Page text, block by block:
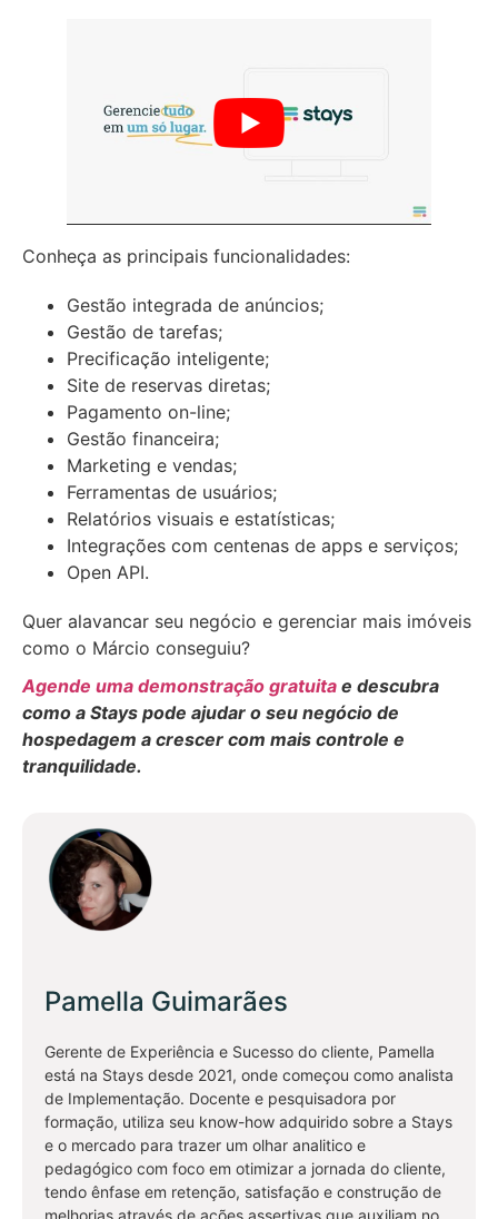
Conheça as principais funcionalidades:
Gestão integrada de anúncios;
Gestão de tarefas;
Precificação inteligente;
Site de reservas diretas;
Pagamento on-line;
Gestão financeira;
Marketing e vendas;
Ferramentas de usuários;
Relatórios visuais e estatísticas;
Integrações com centenas de apps e serviços;
Open API.
Quer alavancar seu negócio e gerenciar mais imóveis
como o Márcio conseguiu?
Agende uma demonstração gratuita e descubra
como a Stays pode ajudar o seu negócio de
hospedagem a crescer com mais controle e
tranquilidade.
Pamella Guimarães
Gerente de Experiência e Sucesso do cliente, Pamella
está na Stays desde 2021, onde começou como analista
de Implementação. Docente e pesquisadora por
formação, utiliza seu know-how adquirido sobre a Stays
e o mercado para trazer um olhar analitico e
pedagógico com foco em otimizar a jornada do cliente,
tendo ênfase em retenção, satisfação e construção de
melhorias através de ações assertivas que auxiliam no